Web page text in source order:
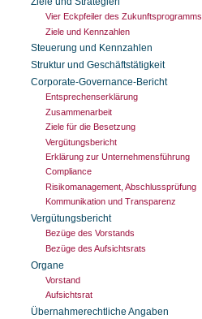
Vier Eckpfeiler des Zukunftsprogramms
Ziele und Kennzahlen
Steuerung und Kennzahlen
Struktur und Geschäftstätigkeit
Corporate-Governance-Bericht
Entsprechenserklärung
Zusammenarbeit
Ziele für die Besetzung
Vergütungsbericht
Erklärung zur Unternehmensführung
Compliance
Risikomanagement, Abschlussprüfung
Kommunikation und Transparenz
Vergütungsbericht
Bezüge des Vorstands
Bezüge des Aufsichtsrats
Organe
Vorstand
Aufsichtsrat
Übernahmerechtliche Angaben